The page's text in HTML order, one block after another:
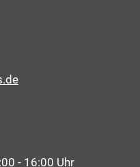
- 16:00 Uhr